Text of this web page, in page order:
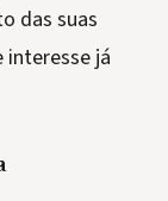
das suas
interesse já